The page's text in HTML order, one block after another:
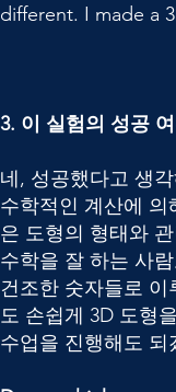
different. I made a
3. 이 실험의 성공
네, 성공했다고 생
수학적인 계산에
은 도형의 형태와
수학을 잘 하는 사
건조한 숫자들로
도 손쉽게 3D 도형
수업을 진행해도 되